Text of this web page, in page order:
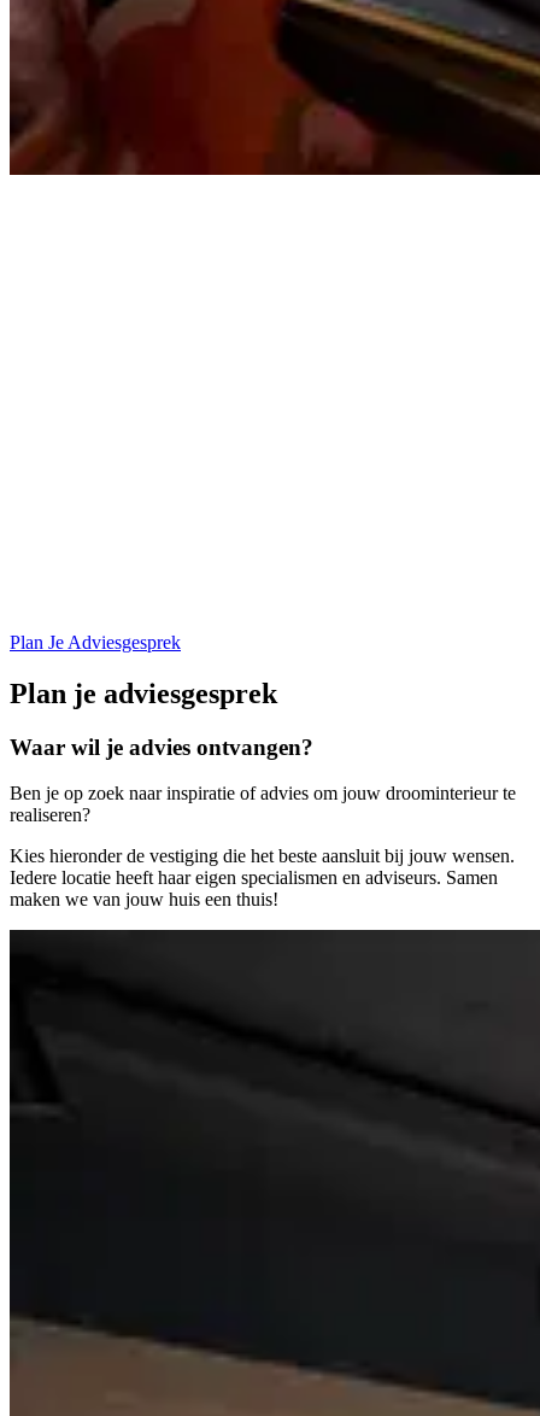
Plan Je Adviesgesprek
Plan je adviesgesprek
Waar wil je advies ontvangen?
Ben je op zoek naar inspiratie of advies om jouw droominterieur te
realiseren?
Kies hieronder de vestiging die het beste aansluit bij jouw wensen.
Iedere locatie heeft haar eigen specialismen en adviseurs. Samen
maken we van jouw huis een thuis!